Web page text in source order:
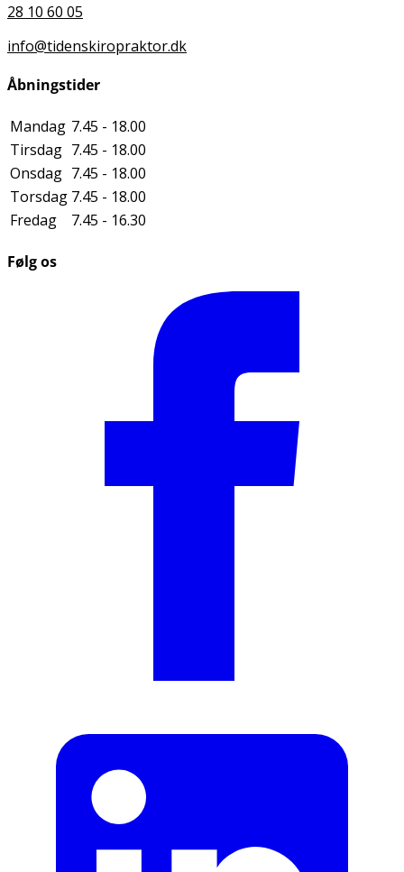
28 10 60 05
info@tidenskiropraktor.dk
Åbningstider
Mandag 7.45 - 18.00
Tirsdag 7.45 - 18.00
Onsdag 7.45 - 18.00
Torsdag 7.45 - 18.00
Fredag
7.45 - 16.30
Følg os